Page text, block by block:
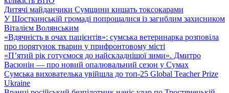
Дитячі майданчики Сумщини кишать токсокарами
У Шосткинській громаді попрощалися із загиблим захисником
Віталієм Волянським
«Вдячність в очах пацієнтів»: сумська ветеринарка розповіла
про порятунок тварин у прифронтовому місті
«П’ятий рік готуємося до найскладнішої зими». Дмитро
Васюнін — про новий опалювальний сезон у Сумах
Сумська вихователька увійшла до топ-25 Global Teacher Prize
Ukraine